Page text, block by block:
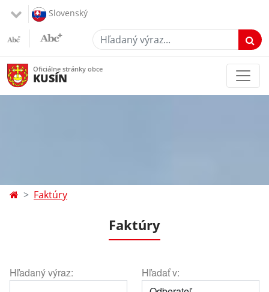
Slovenský
Hľadaný výraz...
Oficiálne stránky obce
KUSÍN
Faktúry
Faktúry
Hľadaný výraz: Hľadať v: